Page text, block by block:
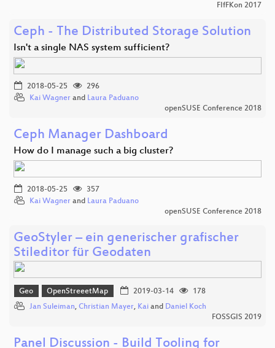
FIfFKon 2017
Ceph - The Distributed Storage Solution
Isn't a single NAS system sufficient?
2018-05-25
296
Kai Wagner and Laura Paduano
openSUSE Conference 2018
Ceph Manager Dashboard
How do I manage such a big cluster?
2018-05-25
357
Kai Wagner and Laura Paduano
openSUSE Conference 2018
GeoStyler – ein generischer grafischer
Stileditor für Geodaten
Geo OpenStreeetMap 2019-03-14
178
Jan Suleiman, Christian Mayer, Kai and Daniel Koch
FOSSGIS 2019
Panel Discussion - Build Tooling for